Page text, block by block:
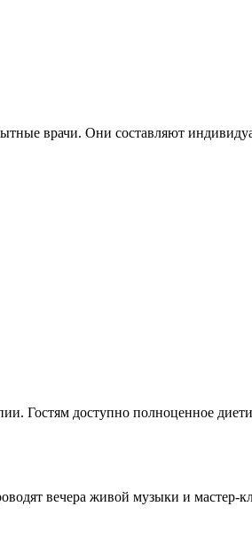
врачи. Они составляют
Гостям доступно полноценное
вечера живой музыки и мастер-